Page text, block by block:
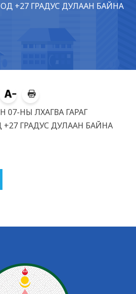
+27 ГРАДУС ДУЛААН БАЙНА
07-НЫ ЛХАГВА ГАРАГ
ГРАДУС ДУЛААН БАЙНА